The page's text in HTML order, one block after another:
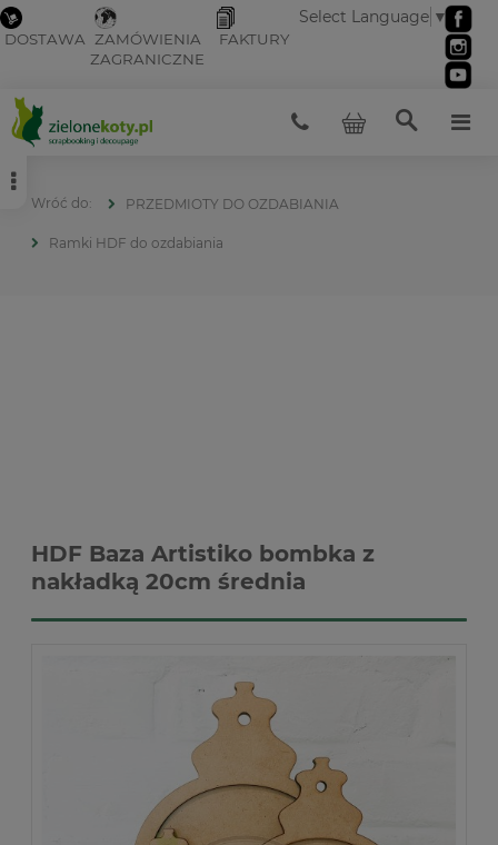
DOSTAWA ZAMÓWIENIA
ZAGRANICZNE
FAKTURY
Select Language ▼
PRZEDMIOTY DO OZDABIANIA
Ramki HDF do ozdabiania
HDF Baza Artistiko bombka z
nakładką 20cm średnia